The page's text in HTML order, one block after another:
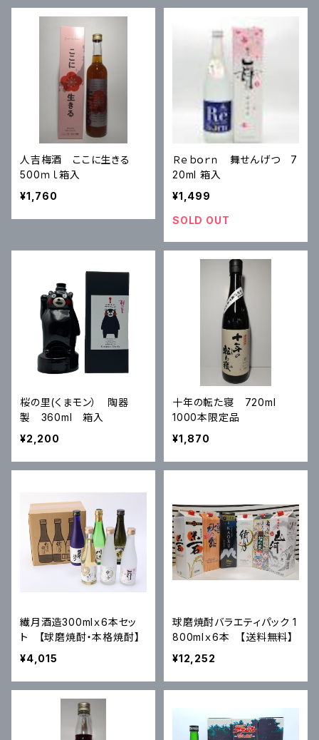
人吉梅酒 ここに生きる
500ｍｌ箱入
¥1,760
Ｒｅｂｏｒｎ 舞せんげつ 7
20ml 箱入
¥1,499
SOLD OUT
桜の里(くまモン） 陶器
製 360ml 箱入
¥2,200
十年の転た寝 720ml
1000本限定品
¥1,870
繊月酒造300mlｘ6本セッ
ト 【球磨焼酎・本格焼酎】
¥4,015
球磨焼酎バラエティパック 1
800mlｘ6本 【送料無料】
¥12,252